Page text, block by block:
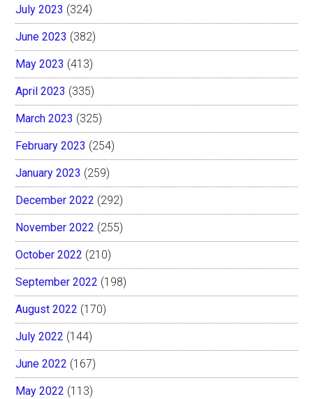
July 2023 (324)
June 2023 (382)
May 2023 (413)
April 2023 (335)
March 2023 (325)
February 2023 (254)
January 2023 (259)
December 2022 (292)
November 2022 (255)
October 2022 (210)
September 2022 (198)
August 2022 (170)
July 2022 (144)
June 2022 (167)
May 2022 (113)